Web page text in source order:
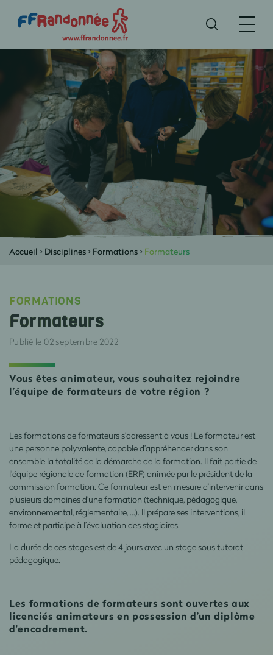
Accueil > Disciplines> Formations> Formateurs
FORMATIONS
Formateurs
Publié le 02 septembre 2022
Vous êtes animateur, vous souhaitez rejoindre
l’équipe de formateurs de votre région ?
Les formations de formateurs s’adressent à vous ! Le formateur est
une personne polyvalente, capable d’appréhender dans son
ensemble la totalité de la démarche de la formation. Il fait partie de
l’équipe régionale de formation (ERF) animée par le président de la
commission formation. Ce formateur est en mesure d’intervenir dans
plusieurs domaines d’une formation (technique, pédagogique,
environnemental, réglementaire, …). Il prépare ses interventions, il
forme et participe à l’évaluation des stagiaires.
La durée de ces stages est de 4 jours avec un stage sous tutorat
pédagogique.
Les formations de formateurs sont ouvertes aux
licenciés animateurs en possession d’un diplôme
d’encadrement.